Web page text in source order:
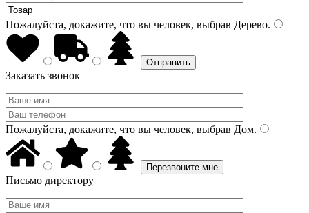
Пожалуйста, докажите, что вы человек, выбрав Дерево.
Заказать звонок
Пожалуйста, докажите, что вы человек, выбрав Дом.
Письмо директору